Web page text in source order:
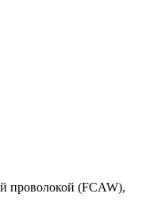
проволокой (FCAW),